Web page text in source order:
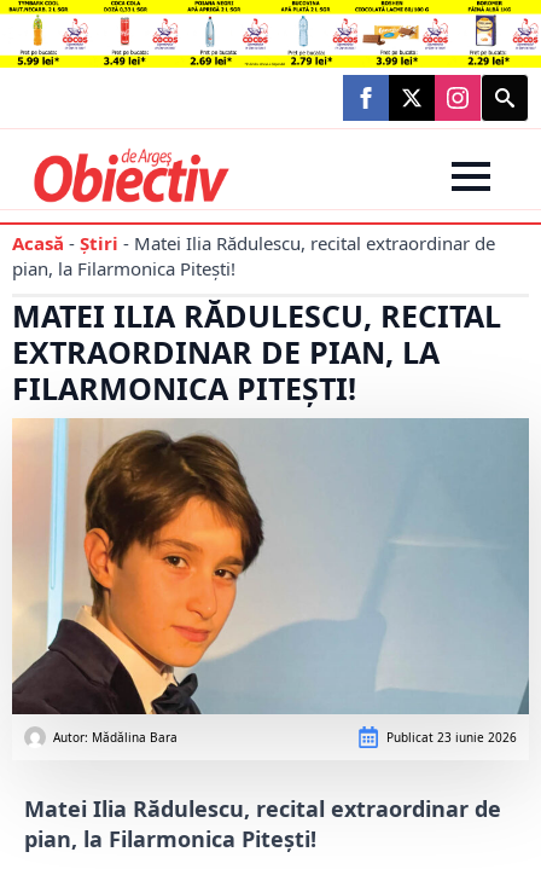
Search
for:
Acasă - Știri - Matei Ilia Rădulescu, recital extraordinar de
pian, la Filarmonica Pitești!
MATEI ILIA RĂDULESCU, RECITAL
EXTRAORDINAR DE PIAN, LA
FILARMONICA PITEȘTI!
Autor: Mădălina Bara Publicat 23 iunie 2026
Matei Ilia Rădulescu, recital extraordinar de
pian, la Filarmonica Pitești!